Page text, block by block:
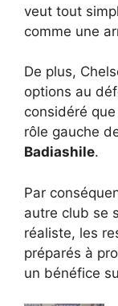
veut tout
comme une
De plus,
options au
considéré
rôle gauche
Badiashile.
Par
autre club se
réaliste, les
préparés à
un bénéfice